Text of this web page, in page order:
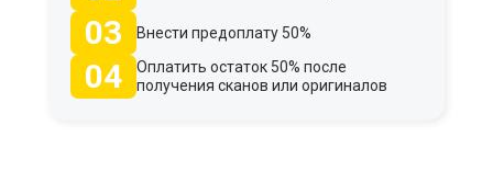
03 Внести предоплату 50%
04
Оплатить остаток 50% после
получения сканов или оригиналов